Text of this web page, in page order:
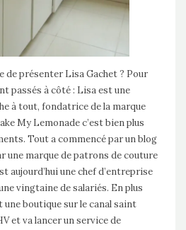
de présenter Lisa Gachet ? Pour
passés à côté : Lisa est une
à tout, fondatrice de la marque
My Lemonade c’est bien plus
Tout a commencé par un blog
une marque de patrons de couture
aujourd’hui une chef d’entreprise
vingtaine de salariés. En plus
une boutique sur le canal saint
et va lancer un service de